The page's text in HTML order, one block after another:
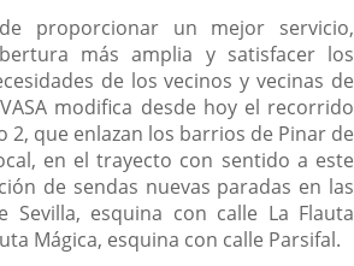
proporcionar un mejor servicio,
más amplia y satisfacer los
de los vecinos y vecinas de
modifica desde hoy el recorrido
2, que enlazan los barrios de Pinar de
en el trayecto con sentido a este
de sendas nuevas paradas en las
Sevilla, esquina con calle La Flauta
Mágica, esquina con calle Parsifal.